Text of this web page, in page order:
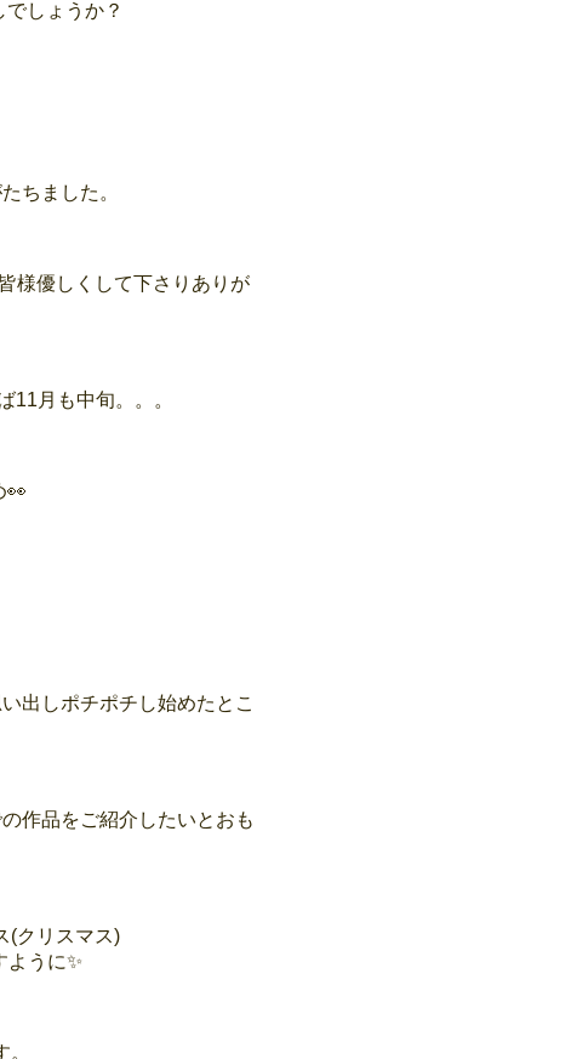
しょうか？
ちました。
様優しくして下さりありが
11月も中旬。。。
👀
出しポチポチし始めたとこ
作品をご紹介したいとおも
(クリスマス)
うに✨